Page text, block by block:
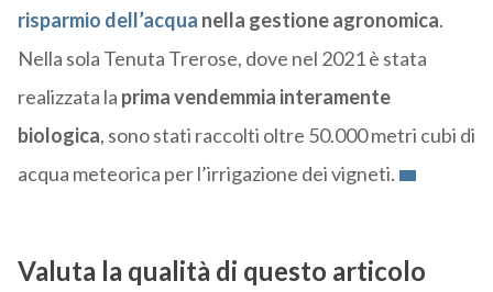
risparmio dell’acqua nella gestione agronomica.
Nella sola Tenuta Trerose, dove nel 2021 è stata
realizzata la prima vendemmia interamente
biologica, sono stati raccolti oltre 50.000 metri cubi di
acqua meteorica per l’irrigazione dei vigneti.
Valuta la qualità di questo articolo